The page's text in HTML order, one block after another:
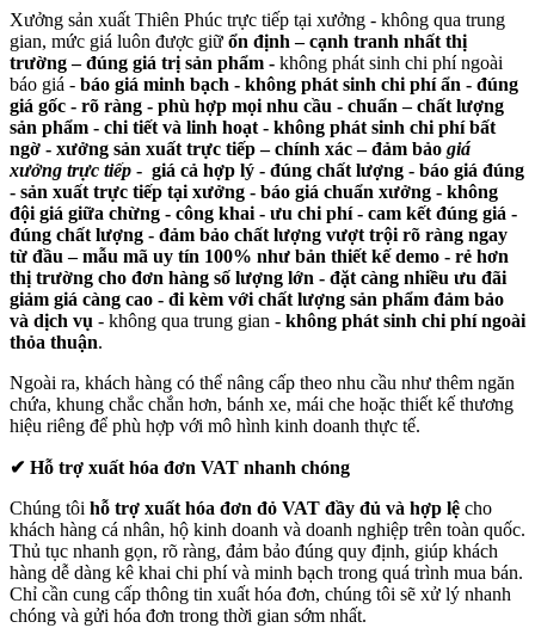
Xưởng sản xuất Thiên Phúc trực tiếp tại xưởng - không qua trung
gian, mức giá luôn được giữ ổn định – cạnh tranh nhất thị
trường – đúng giá trị sản phẩm - không phát sinh chi phí ngoài
báo giá - báo giá minh bạch - không phát sinh chi phí ẩn - đúng
giá gốc - rõ ràng - phù hợp mọi nhu cầu - chuẩn – chất lượng
sản phẩm - chi tiết và linh hoạt - không phát sinh chi phí bất
ngờ - xưởng sản xuất trực tiếp – chính xác – đảm bảo giá
xưởng trực tiếp - giá cả hợp lý - đúng chất lượng - báo giá đúng
- sản xuất trực tiếp tại xưởng - báo giá chuẩn xưởng - không
đội giá giữa chừng - công khai - ưu chi phí - cam kết đúng giá -
đúng chất lượng - đảm bảo chất lượng vượt trội rõ ràng ngay
từ đầu – mẫu mã uy tín 100% như bản thiết kế demo - rẻ hơn
thị trường cho đơn hàng số lượng lớn - đặt càng nhiều ưu đãi
giảm giá càng cao - đi kèm với chất lượng sản phẩm đảm bảo
và dịch vụ - không qua trung gian - không phát sinh chi phí ngoài
thỏa thuận.
Ngoài ra, khách hàng có thể nâng cấp theo nhu cầu như thêm ngăn
chứa, khung chắc chắn hơn, bánh xe, mái che hoặc thiết kế thương
hiệu riêng để phù hợp với mô hình kinh doanh thực tế.
✔ Hỗ trợ xuất hóa đơn VAT nhanh chóng
Chúng tôi hỗ trợ xuất hóa đơn đỏ VAT đầy đủ và hợp lệ cho
khách hàng cá nhân, hộ kinh doanh và doanh nghiệp trên toàn quốc.
Thủ tục nhanh gọn, rõ ràng, đảm bảo đúng quy định, giúp khách
hàng dễ dàng kê khai chi phí và minh bạch trong quá trình mua bán.
Chỉ cần cung cấp thông tin xuất hóa đơn, chúng tôi sẽ xử lý nhanh
chóng và gửi hóa đơn trong thời gian sớm nhất.